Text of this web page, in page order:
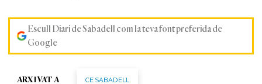
Escull Diari de Sabadell com la teva font preferida de
Google
ARXIVAT A CE SABADELL